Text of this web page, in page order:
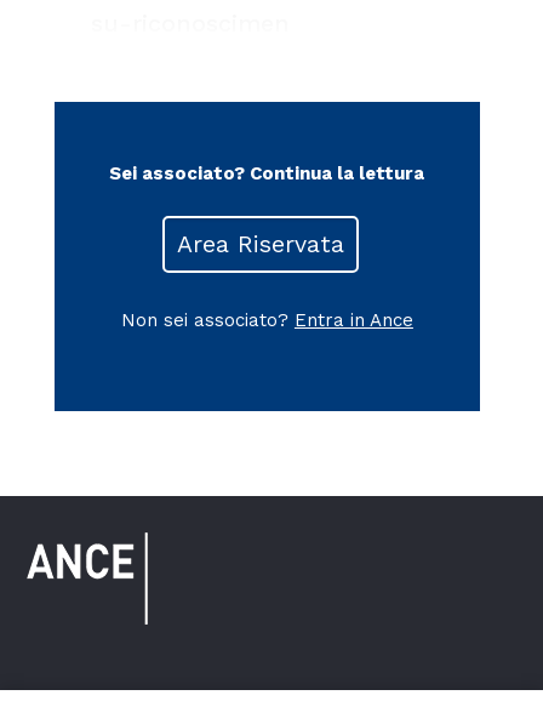
Sei associato? Continua la lettura
Area Riservata
Non sei associato? Entra in Ance